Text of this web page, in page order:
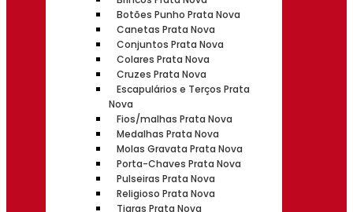
Botões Punho Prata Nova
Canetas Prata Nova
Conjuntos Prata Nova
Colares Prata Nova
Cruzes Prata Nova
Escapulários e Terços Prata
Nova
Fios/malhas Prata Nova
Medalhas Prata Nova
Molas Gravata Prata Nova
Porta-Chaves Prata Nova
Pulseiras Prata Nova
Religioso Prata Nova
Tiaras Prata Nova